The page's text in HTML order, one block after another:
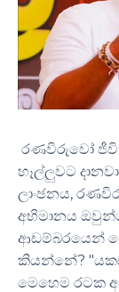
රණවිරුවෝ
හෑල්ලුවට
ලාංඡනය,
අභිමානය
ආඩම්බරයෙන්
කියන්නේ?
මෙහෙම රටක